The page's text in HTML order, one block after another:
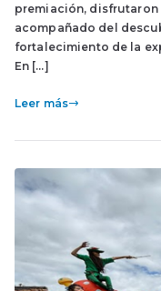
premiación,
acompañado del
fortalecimiento de la
En […]
Leer más